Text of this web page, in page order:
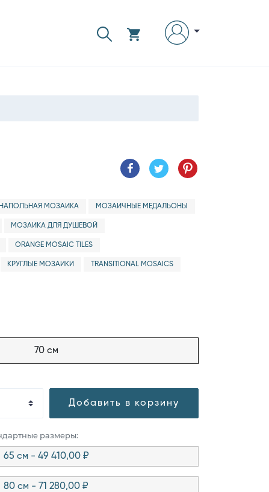
НАПОЛЬНАЯ МОЗАИКА МОЗАИЧНЫЕ МЕДАЛЬОНЫ
МОЗАИКА ДЛЯ ДУШЕВОЙ
ORANGE MOSAIC TILES
КРУГЛЫЕ МОЗАИКИ TRANSITIONAL MOSAICS
70 см
Добавить в корзину
размеры:
65 см - 49 410,00 ₽
80 см - 71 280,00 ₽